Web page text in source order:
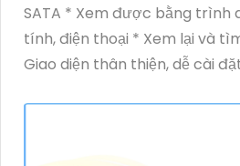
SATA * Xem được bằng trình
tính, điện thoại * Xem lại và
Giao diện thân thiện, dễ cài